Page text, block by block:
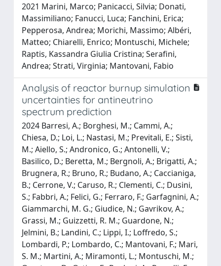
2021 Marini, Marco; Panicacci, Silvia; Donati,
Massimiliano; Fanucci, Luca; Fanchini, Erica;
Pepperosa, Andrea; Morichi, Massimo; Albéri,
Matteo; Chiarelli, Enrico; Montuschi, Michele;
Raptis, Kassandra Giulia Cristina; Serafini,
Andrea; Strati, Virginia; Mantovani, Fabio
Analysis of reactor burnup simulation
uncertainties for antineutrino
spectrum prediction
2024 Barresi, A.; Borghesi, M.; Cammi, A.;
Chiesa, D.; Loi, L.; Nastasi, M.; Previtali, E.; Sisti,
M.; Aiello, S.; Andronico, G.; Antonelli, V.;
Basilico, D.; Beretta, M.; Bergnoli, A.; Brigatti, A.;
Brugnera, R.; Bruno, R.; Budano, A.; Caccianiga,
B.; Cerrone, V.; Caruso, R.; Clementi, C.; Dusini,
S.; Fabbri, A.; Felici, G.; Ferraro, F.; Garfagnini, A.;
Giammarchi, M. G.; Giudice, N.; Gavrikov, A.;
Grassi, M.; Guizzetti, R. M.; Guardone, N.;
Jelmini, B.; Landini, C.; Lippi, I.; Loffredo, S.;
Lombardi, P.; Lombardo, C.; Mantovani, F.; Mari,
S. M.; Martini, A.; Miramonti, L.; Montuschi, M.;